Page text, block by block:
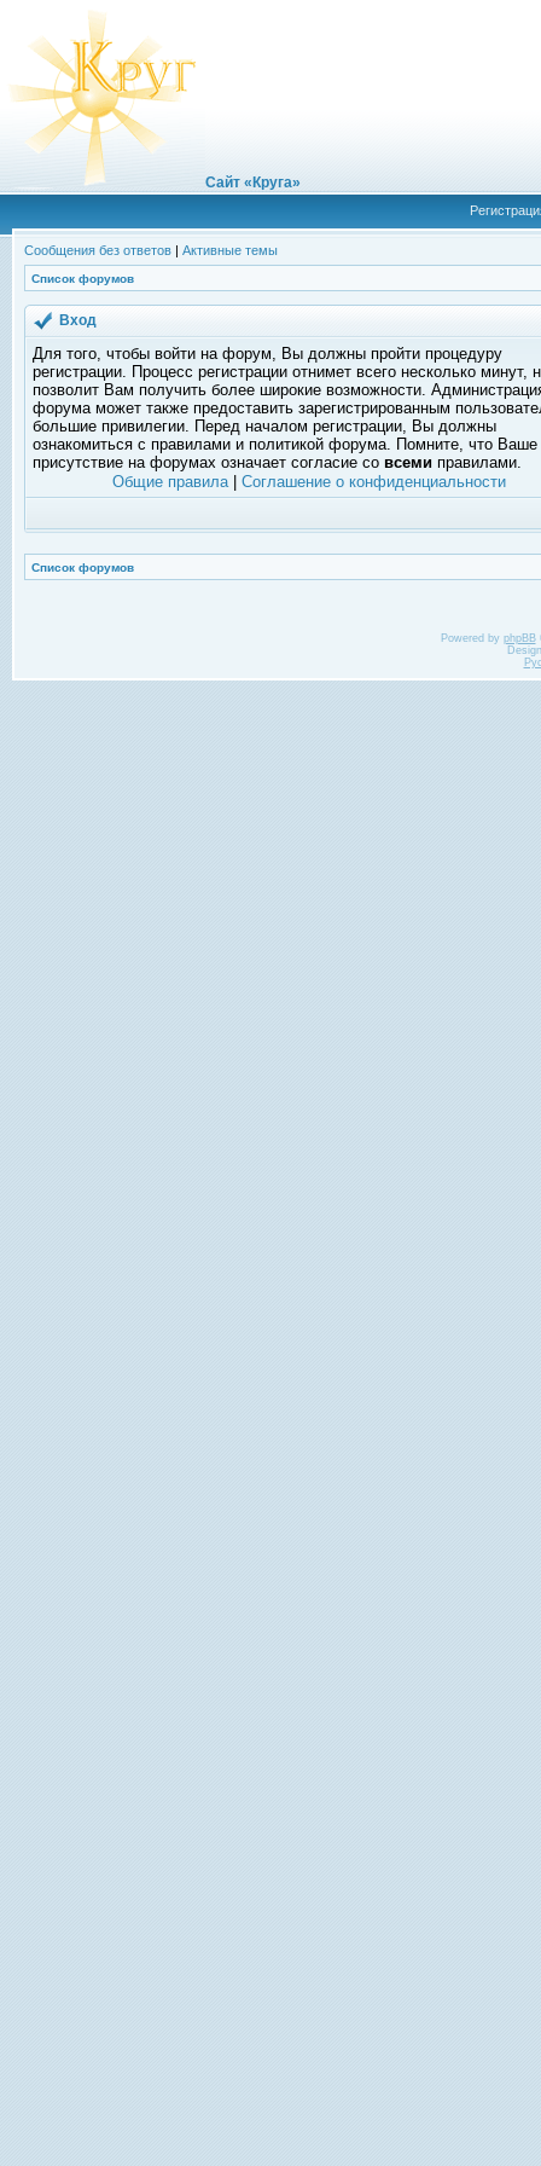
Сайт «Круга»
Сообщения без ответов | Активные темы
Список форумов
Вход
Для того, чтобы войти на форум, Вы должны пройти процедуру
регистрации. Процесс регистрации отнимет всего несколько минут,
позволит Вам получить более широкие возможности.
форума может также предоставить зарегистрированным
большие привилегии. Перед началом регистрации, Вы должны
ознакомиться с правилами и политикой форума. Помните, что Ваше
присутствие на форумах означает согласие со всеми правилами.
Общие правила| Соглашение о конфиденциальности
Список форумов
Powered by phpBB